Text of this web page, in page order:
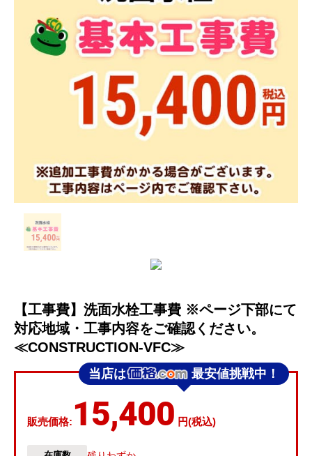
【工事費】洗面水栓工事費 ※ページ下部にて
対応地域・工事内容をご確認ください。
≪CONSTRUCTION-VFC≫
当店は 最安値挑戦中！
販売価格: 15,400 円(税込)